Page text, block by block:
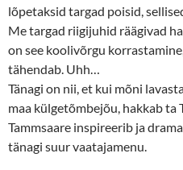
lõpetaksid targad poisid,
Me targad riigijuhid räägivad
on see koolivõrgu
tähendab. Uhh…
Tänagi on nii, et kui mõni
maa külgetõmbejõu, hakkab ta
Tammsaare inspireerib ja
tänagi suur vaatajamenu.